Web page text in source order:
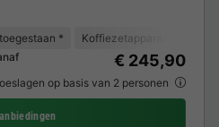
* Koffiezetapparaat
€ 245,90
op basis van 2 personen